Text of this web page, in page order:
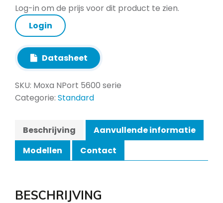
Log-in om de prijs voor dit product te zien.
Login
Datasheet
SKU: Moxa NPort 5600 serie
Categorie: Standard
Beschrijving
Aanvullende informatie
Modellen
Contact
BESCHRIJVING